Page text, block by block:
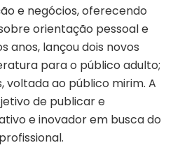
e negócios, oferecendo
orientação pessoal e
anos, lançou dois novos
para o público adulto;
voltada ao público mirim. A
de publicar e
e inovador em busca do